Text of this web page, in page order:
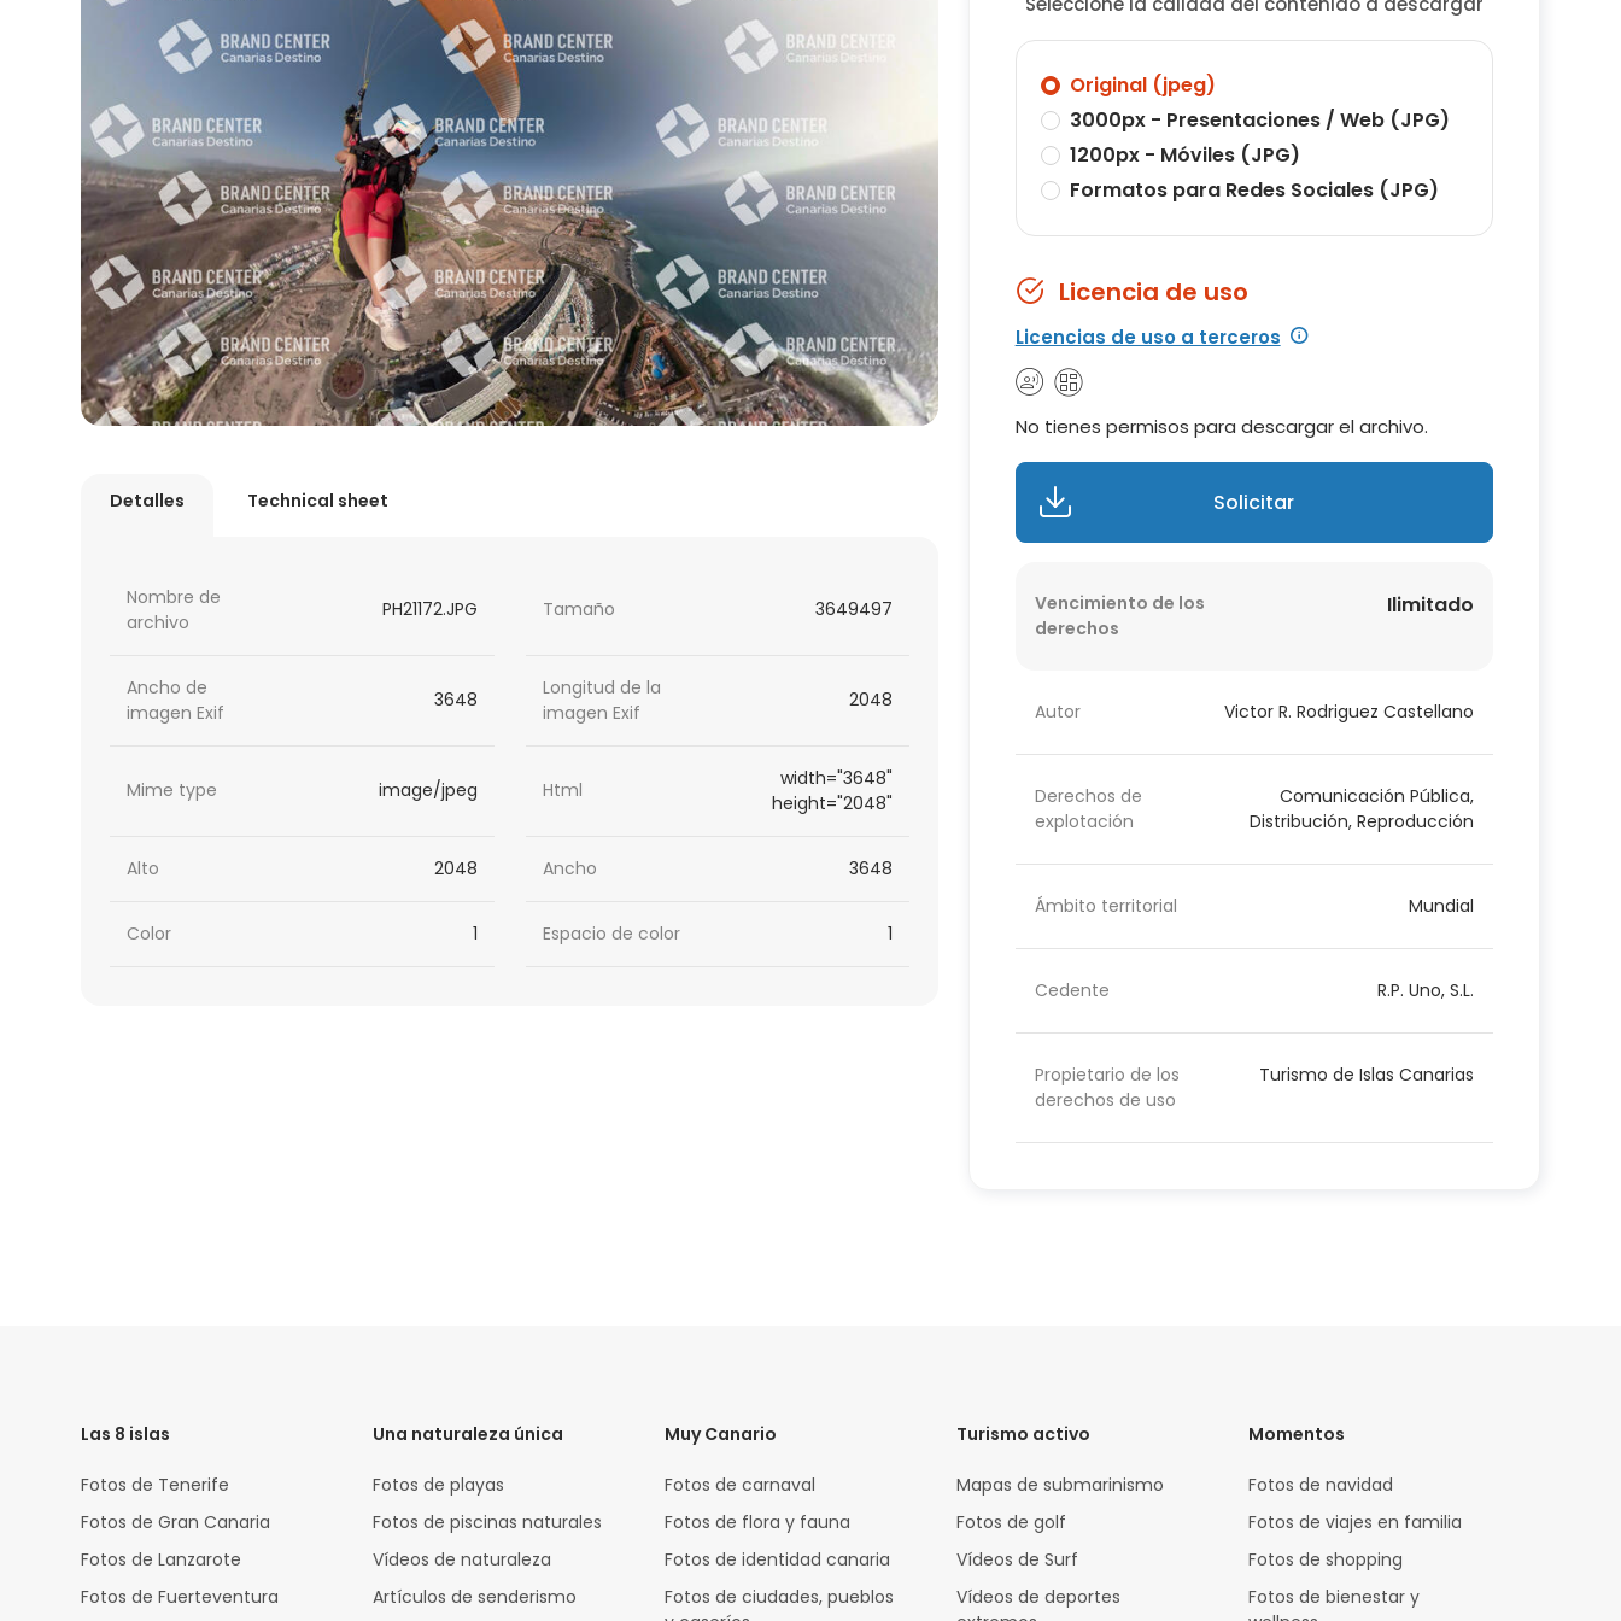
Detalles Technical sheet
Nombre de
archivo
PH21172.JPG Tamaño 3649497
Ancho de
imagen Exif
3648
Longitud de la
imagen Exif
2048
Mime type image/jpeg Html
width="3648"
height="2048"
Alto 2048 Ancho 3648
Color 1 Espacio de color 1
Original (jpeg)
3000px - Presentaciones / Web (JPG)
1200px - Móviles (JPG)
Formatos para Redes Sociales (JPG)
Licencia de uso
Licencias de uso a terceros
No tienes permisos para descargar el archivo.
Solicitar
Vencimiento de los
derechos
Ilimitado
Autor Victor R. Rodriguez Castellano
Derechos de
explotación
Comunicación Pública,
Distribución, Reproducción
Ámbito territorial Mundial
Cedente R.P. Uno, S.L.
Propietario de los
derechos de uso
Turismo de Islas Canarias
Las 8 islas
Fotos de Tenerife
Fotos de Gran Canaria
Fotos de Lanzarote
Fotos de Fuerteventura
Una naturaleza única
Fotos de playas
Fotos de piscinas naturales
Vídeos de naturaleza
Artículos de senderismo
Muy Canario
Fotos de carnaval
Fotos de flora y fauna
Fotos de identidad canaria
Fotos de ciudades, pueblos
Turismo activo
Mapas de submarinismo
Fotos de golf
Vídeos de Surf
Vídeos de deportes
Momentos
Fotos de navidad
Fotos de viajes en familia
Fotos de shopping
Fotos de bienestar y